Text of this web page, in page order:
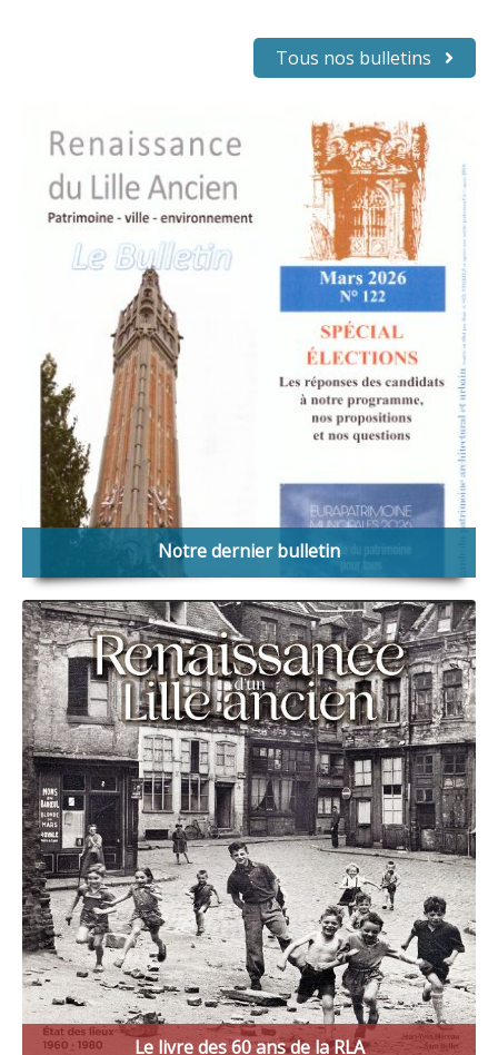
Tous nos bulletins
Notre dernier bulletin
Notre dernier bulletin, paru en mars 2026
Le livre des 60 ans de la RLA